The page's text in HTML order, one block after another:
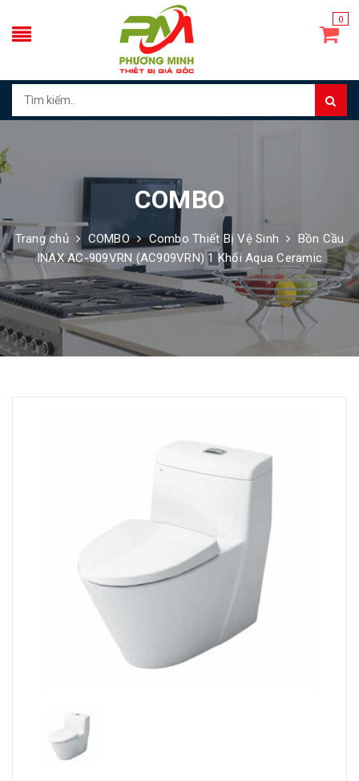
0
COMBO
Trang chủ COMBO Combo Thiết Bị Vệ Sinh
Bồn Cầu
INAX AC-909VRN (AC909VRN) 1 Khối Aqua Ceramic